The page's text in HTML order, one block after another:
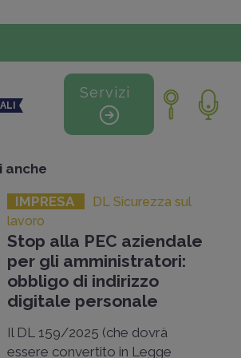
Servizi
anche
IMPRESA
DL Sicurezza sul
lavoro
Stop alla PEC aziendale
per gli amministratori:
obbligo di indirizzo
digitale personale
Il DL 159/2025 (che dovrà
essere convertito in Legge